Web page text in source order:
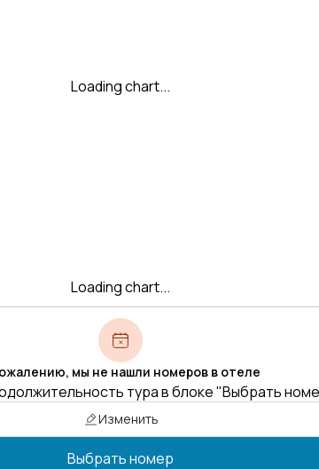
Loading chart...
Loading chart...
мы не нашли номеров в отеле
тура в блоке "Выбрать
Изменить
Выбрать номер